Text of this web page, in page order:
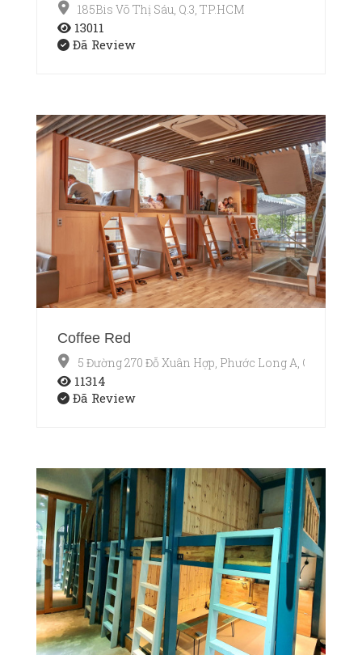
185Bis Võ Thị Sáu, Q.3, TP.HCM
13011
Đã Review
Coffee Red
5 Đường 270 Đỗ Xuân Hợp, Phước Long A, Q9
11314
Đã Review